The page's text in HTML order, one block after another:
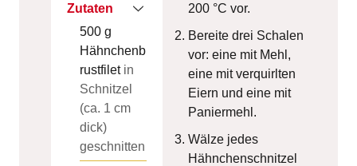
Zutaten
500 g
Hähnchenb
rustfilet in
Schnitzel
(ca. 1 cm
dick)
geschnitten
200 °C vor.
Bereite drei Schalen
vor: eine mit Mehl,
eine mit verquirlten
Eiern und eine mit
Paniermehl.
Wälze jedes
Hähnchenschnitzel